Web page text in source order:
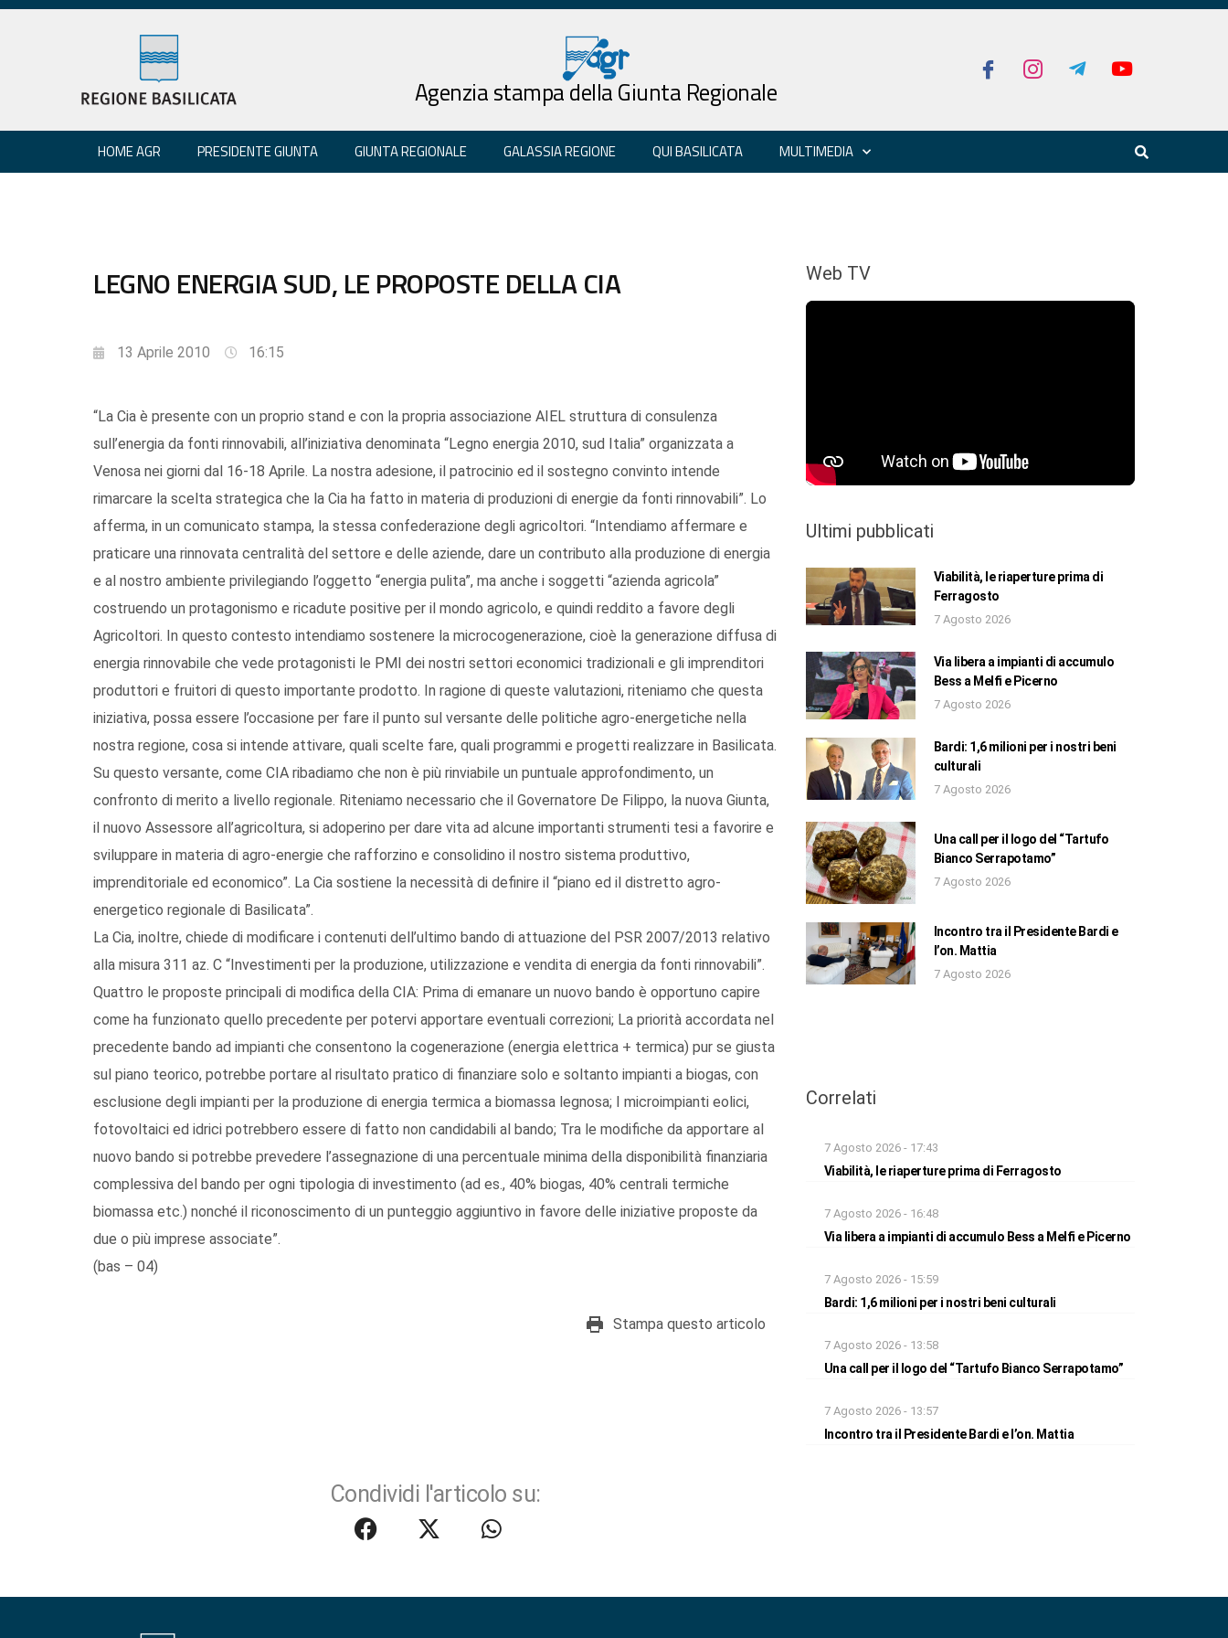
Agenzia stampa della Giunta Regionale
HOME AGR PRESIDENTE GIUNTA GIUNTA REGIONALE GALASSIA REGIONE QUI BASILICATA MULTIMEDIA
LEGNO ENERGIA SUD, LE PROPOSTE DELLA CIA
13 Aprile 2010 16:15
“La Cia è presente con un proprio stand e con la propria associazione AIEL struttura di consulenza
sull’energia da fonti rinnovabili, all’iniziativa denominata “Legno energia 2010, sud Italia” organizzata a
Venosa nei giorni dal 16-18 Aprile. La nostra adesione, il patrocinio ed il sostegno convinto intende
rimarcare la scelta strategica che la Cia ha fatto in materia di produzioni di energie da fonti rinnovabili”. Lo
afferma, in un comunicato stampa, la stessa confederazione degli agricoltori. “Intendiamo affermare e
praticare una rinnovata centralità del settore e delle aziende, dare un contributo alla produzione di energia
e al nostro ambiente privilegiando l’oggetto “energia pulita”, ma anche i soggetti “azienda agricola”
costruendo un protagonismo e ricadute positive per il mondo agricolo, e quindi reddito a favore degli
Agricoltori. In questo contesto intendiamo sostenere la microcogenerazione, cioè la generazione diffusa di
energia rinnovabile che vede protagonisti le PMI dei nostri settori economici tradizionali e gli imprenditori
produttori e fruitori di questo importante prodotto. In ragione di queste valutazioni, riteniamo che questa
iniziativa, possa essere l’occasione per fare il punto sul versante delle politiche agro-energetiche nella
nostra regione, cosa si intende attivare, quali scelte fare, quali programmi e progetti realizzare in Basilicata.
Su questo versante, come CIA ribadiamo che non è più rinviabile un puntuale approfondimento, un
confronto di merito a livello regionale. Riteniamo necessario che il Governatore De Filippo, la nuova Giunta,
il nuovo Assessore all’agricoltura, si adoperino per dare vita ad alcune importanti strumenti tesi a favorire e
sviluppare in materia di agro-energie che rafforzino e consolidino il nostro sistema produttivo,
imprenditoriale ed economico”. La Cia sostiene la necessità di definire il “piano ed il distretto agro-
energetico regionale di Basilicata”.
La Cia, inoltre, chiede di modificare i contenuti dell’ultimo bando di attuazione del PSR 2007/2013 relativo
alla misura 311 az. C “Investimenti per la produzione, utilizzazione e vendita di energia da fonti rinnovabili”.
Quattro le proposte principali di modifica della CIA: Prima di emanare un nuovo bando è opportuno capire
come ha funzionato quello precedente per potervi apportare eventuali correzioni; La priorità accordata nel
precedente bando ad impianti che consentono la cogenerazione (energia elettrica + termica) pur se giusta
sul piano teorico, potrebbe portare al risultato pratico di finanziare solo e soltanto impianti a biogas, con
esclusione degli impianti per la produzione di energia termica a biomassa legnosa; I microimpianti eolici,
fotovoltaici ed idrici potrebbero essere di fatto non candidabili al bando; Tra le modifiche da apportare al
nuovo bando si potrebbe prevedere l’assegnazione di una percentuale minima della disponibilità finanziaria
complessiva del bando per ogni tipologia di investimento (ad es., 40% biogas, 40% centrali termiche
biomassa etc.) nonché il riconoscimento di un punteggio aggiuntivo in favore delle iniziative proposte da
due o più imprese associate”.
(bas – 04)
Stampa questo articolo
Condividi l'articolo su:
Web TV
Ultimi pubblicati
Viabilità, le riaperture prima di
Ferragosto
7 Agosto 2026
Via libera a impianti di accumulo
Bess a Melfi e Picerno
7 Agosto 2026
Bardi: 1,6 milioni per i nostri beni
culturali
7 Agosto 2026
Una call per il logo del “Tartufo
Bianco Serrapotamo”
7 Agosto 2026
Incontro tra il Presidente Bardi e
l’on. Mattia
7 Agosto 2026
Correlati
7 Agosto 2026 - 17:43
Viabilità, le riaperture prima di Ferragosto
7 Agosto 2026 - 16:48
Via libera a impianti di accumulo Bess a Melfi e Picerno
7 Agosto 2026 - 15:59
Bardi: 1,6 milioni per i nostri beni culturali
7 Agosto 2026 - 13:58
Una call per il logo del “Tartufo Bianco Serrapotamo”
7 Agosto 2026 - 13:57
Incontro tra il Presidente Bardi e l’on. Mattia